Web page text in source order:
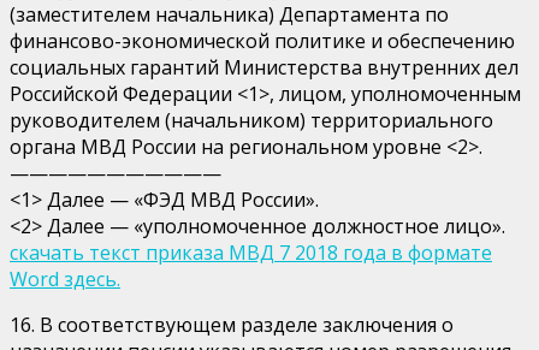
(заместителем начальника) Департамента по
финансово-экономической политике и обеспечению
социальных гарантий Министерства внутренних дел
Российской Федерации <1>, лицом, уполномоченным
руководителем (начальником) территориального
органа МВД России на региональном уровне <2>.
———————————
<1> Далее — «ФЭД МВД России».
<2> Далее — «уполномоченное должностное лицо».
скачать текст приказа МВД 7 2018 года в формате
Word здесь.
16. В соответствующем разделе заключения о